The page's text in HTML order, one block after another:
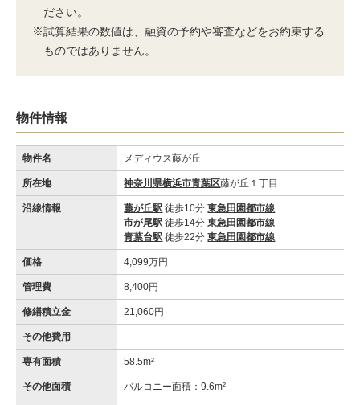
ださい。
※試算結果の数値は、融資の予約や審査などをお約束する
ものではありません。
物件情報
物件名 メディウス藤が丘
所在地 神奈川県横浜市青葉区藤が丘１丁目
沿線情報 藤が丘駅 徒歩10分東急田園都市線
市が尾駅 徒歩14分東急田園都市線
青葉台駅 徒歩22分東急田園都市線
価格 4,099万円
管理費 8,400円
修繕積立金 21,060円
その他費用
専有面積 58.5m²
その他面積 バルコニー面積：9.6m²